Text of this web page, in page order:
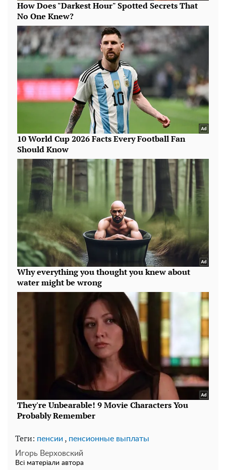
Теги: пенсии , пенсионные выплаты
Игорь Верховский
Всі матеріали автора